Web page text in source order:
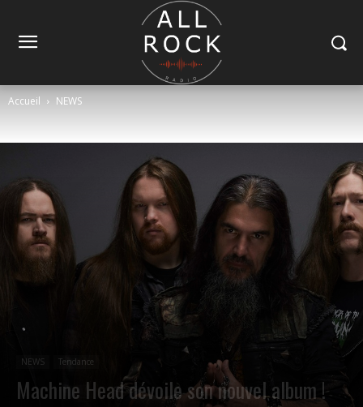
Accueil NEWS
NEWS Tendance
Machine Head dévoile son nouvel album !